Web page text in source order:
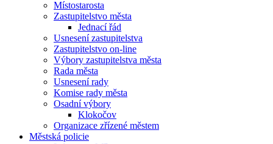
Místostarosta
Zastupitelstvo města
Jednací řád
Usnesení zastupitelstva
Zastupitelstvo on-line
Výbory zastupitelstva města
Rada města
Usnesení rady
Komise rady města
Osadní výbory
Klokočov
Organizace zřízené městem
Městská policie